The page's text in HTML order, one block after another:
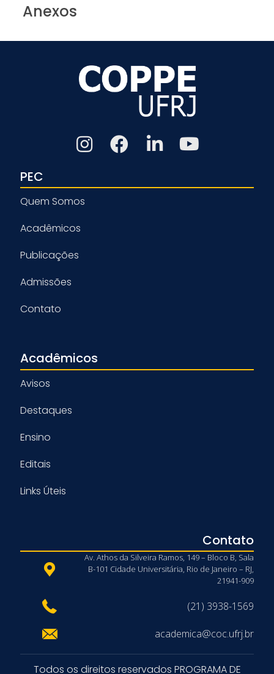
Anexos
PEC
Quem Somos
Acadêmicos
Publicações
Admissões
Contato
Acadêmicos
Avisos
Destaques
Ensino
Editais
Links Úteis
Contato
Av. Athos da Silveira Ramos, 149 – Bloco B, Sala
B-101 Cidade Universitária, Rio de Janeiro – RJ,
21941-909
(21) 3938-1569
academica@coc.ufrj.br
Todos os direitos reservados PROGRAMA DE